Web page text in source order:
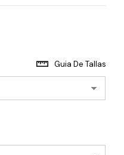
Guia De Tallas